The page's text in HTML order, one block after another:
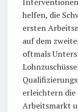
helfen, die
ersten
auf dem
oftmals
erleichtern
Arbeitsmarkt